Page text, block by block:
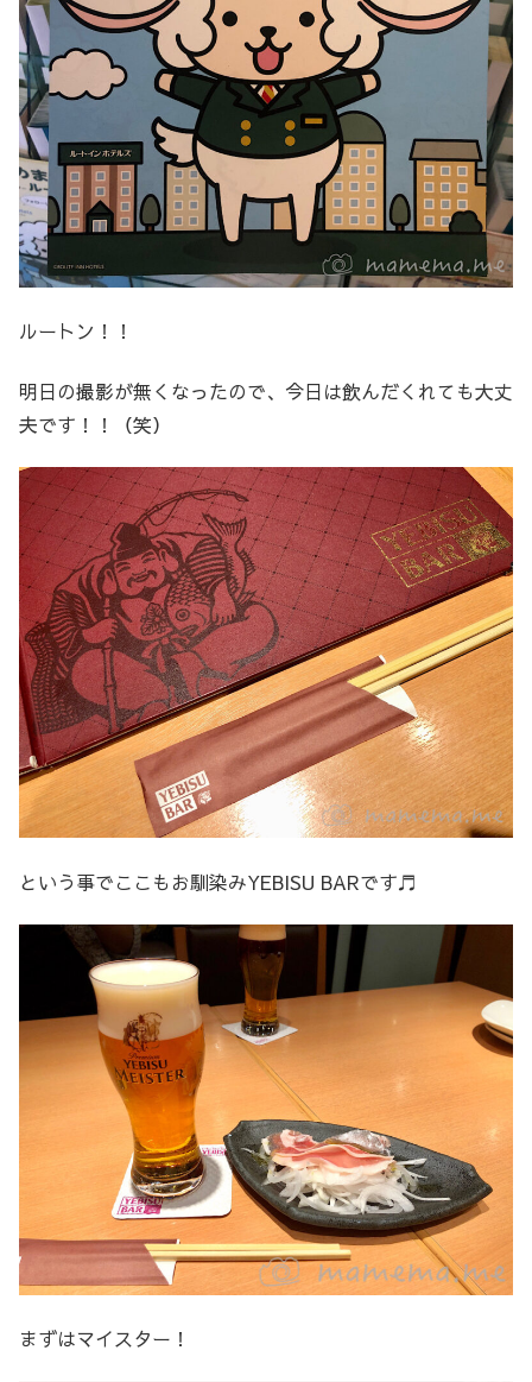
ルートン！！
明日の撮影が無くなったので、今日は飲んだくれても大丈
夫です！！（笑）
という事でここもお馴染みYEBISU BARです♬
まずはマイスター！